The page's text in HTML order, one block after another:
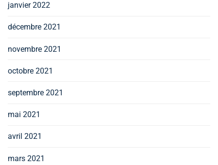
janvier 2022
décembre 2021
novembre 2021
octobre 2021
septembre 2021
mai 2021
avril 2021
mars 2021